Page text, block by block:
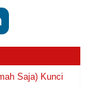
Saja) Kunci